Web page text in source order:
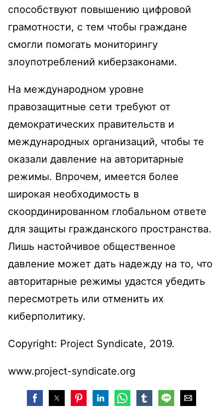
способствуют повышению цифровой
грамотности, с тем чтобы граждане
смогли помогать мониторингу
злоупотреблений киберзаконами.
На международном уровне
правозащитные сети требуют от
демократических правительств и
международных организаций, чтобы те
оказали давление на авторитарные
режимы. Впрочем, имеется более
широкая необходимость в
скоординированном глобальном ответе
для защиты гражданского пространства.
Лишь настойчивое общественное
давление может дать надежду на то, что
авторитарные режимы удастся убедить
пересмотреть или отменить их
киберполитику.
Copyright: Project Syndicate, 2019.
www.project-syndicate.org